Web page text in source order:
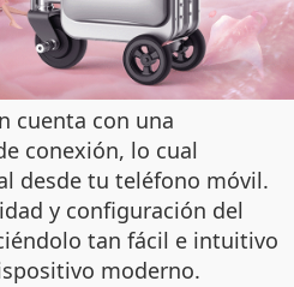
cuenta con una
conexión, lo cual
desde tu teléfono móvil.
y configuración del
tan fácil e intuitivo
moderno.